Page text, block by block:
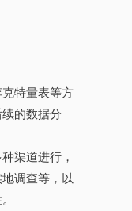
特量表等方
的数据分
渠道进行，
调查等，以